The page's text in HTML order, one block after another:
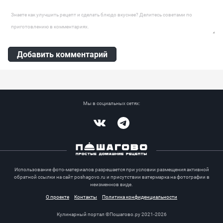
Оставить комментарий
Добавить комментарий
Мы в социальных сетях:
Использование фото-материалов разрешается при условии размещения активной
обратной ссылки на сайт poshagovo.ru и присутствии ватермарка на фотографии в
неизменнов виде.
О проекте
Контакты Политика конфиденциальности
Кулинарный портал ©Пошагово.ру 2021-2026